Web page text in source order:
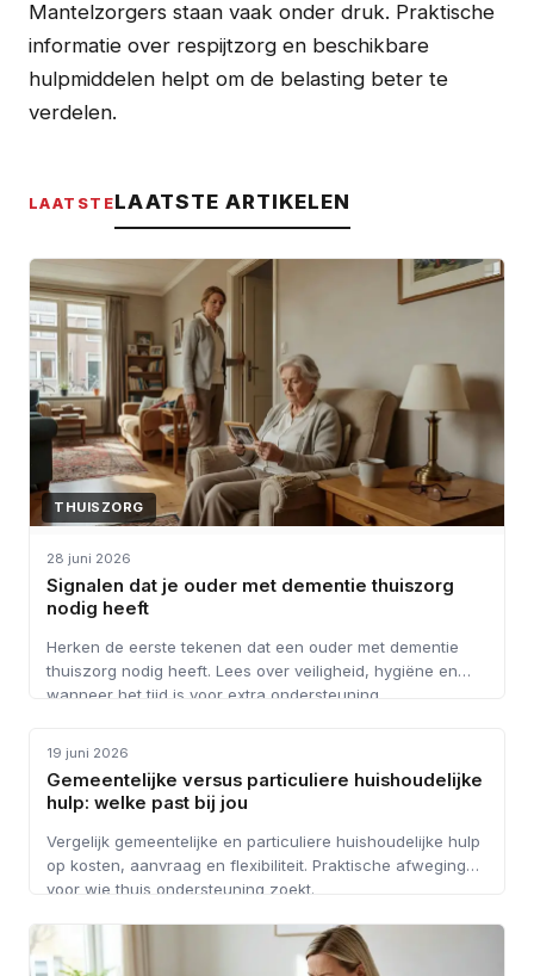
Mantelzorgers staan vaak onder druk. Praktische
informatie over respijtzorg en beschikbare
hulpmiddelen helpt om de belasting beter te
verdelen.
LAATSTELAATSTE ARTIKELEN
THUISZORG
28 juni 2026
Signalen dat je ouder met dementie thuiszorg
nodig heeft
Herken de eerste tekenen dat een ouder met dementie
thuiszorg nodig heeft. Lees over veiligheid, hygiëne en
wanneer het tijd is voor extra ondersteuning.
HUISHOUDELIJKE HULP
19 juni 2026
Gemeentelijke versus particuliere huishoudelijke
hulp: welke past bij jou
Vergelijk gemeentelijke en particuliere huishoudelijke hulp
op kosten, aanvraag en flexibiliteit. Praktische afwegingen
voor wie thuis ondersteuning zoekt.